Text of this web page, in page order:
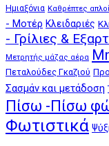
Ημιαξόνια Καθρέπτες
- Μοτέρ Κλειδαριές
- Γρίλιες &
Μετρητής μάζας αέρα
Πεταλούδες Γκαζιού
Σασμάν και μετάδοση
Πίσω -Πίσω
Φωτιστικά